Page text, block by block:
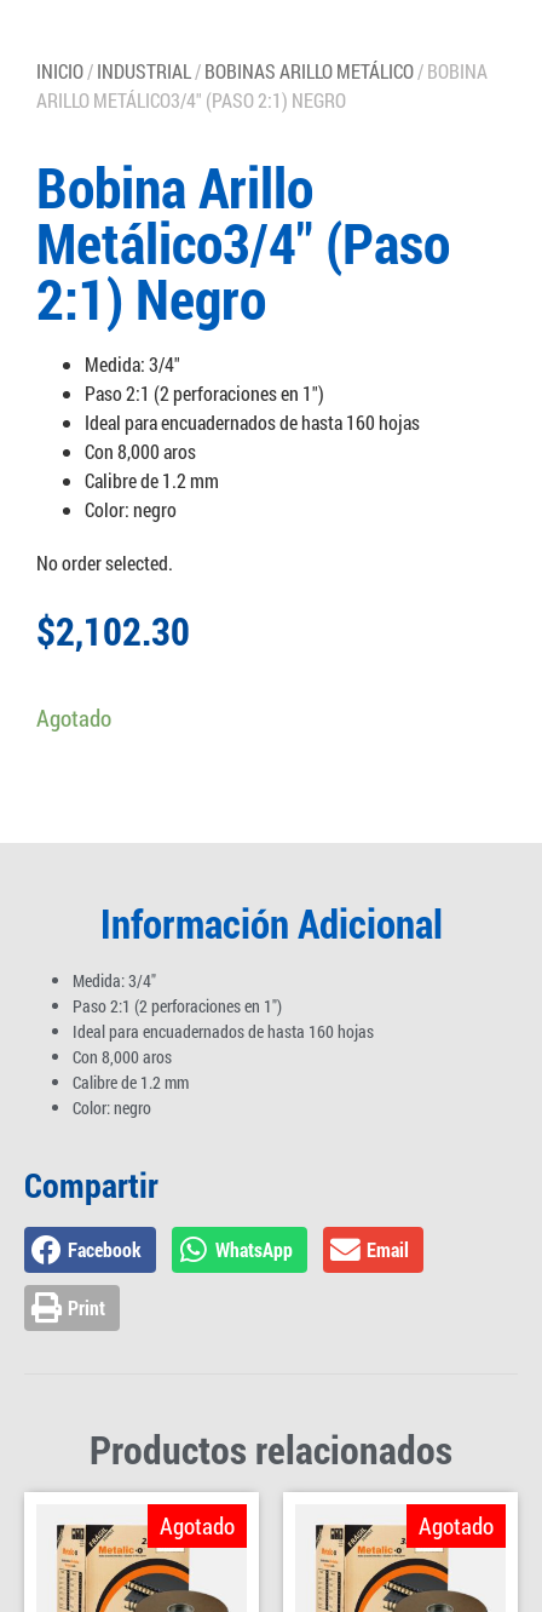
INICIO/INDUSTRIAL/BOBINAS ARILLO METÁLICO/ BOBINA
ARILLO METÁLICO3/4″ (PASO 2:1) NEGRO
Bobina Arillo
Metálico3/4″ (Paso
2:1) Negro
Medida: 3/4″
Paso 2:1 (2 perforaciones en 1″)
Ideal para encuadernados de hasta 160 hojas
Con 8,000 aros
Calibre de 1.2 mm
Color: negro
No order selected.
$2,102.30
Agotado
Información Adicional
Medida: 3/4″
Paso 2:1 (2 perforaciones en 1″)
Ideal para encuadernados de hasta 160 hojas
Con 8,000 aros
Calibre de 1.2 mm
Color: negro
Compartir
Facebook WhatsApp Email
Print
Productos relacionados
Agotado Agotado